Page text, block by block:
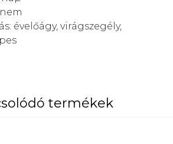
évelőágy, virágszegély,
termékek